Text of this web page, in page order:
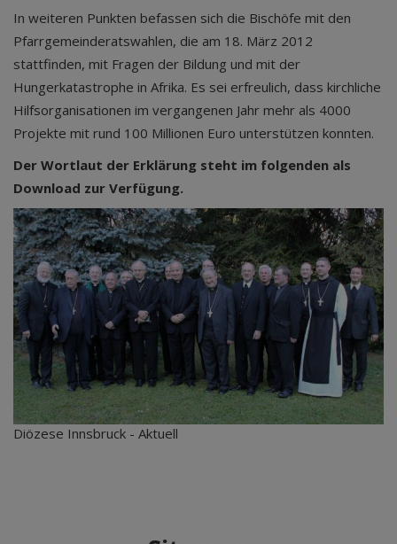
In weiteren Punkten befassen sich die Bischöfe mit den
Pfarrgemeinderatswahlen, die am 18. März 2012
stattfinden, mit Fragen der Bildung und mit der
Hungerkatastrophe in Afrika. Es sei erfreulich, dass kirchliche
Hilfsorganisationen im vergangenen Jahr mehr als 4000
Projekte mit rund 100 Millionen Euro unterstützen konnten.
Der Wortlaut der Erklärung steht im folgenden als
Download zur Verfügung.
Diözese Innsbruck - Aktuell